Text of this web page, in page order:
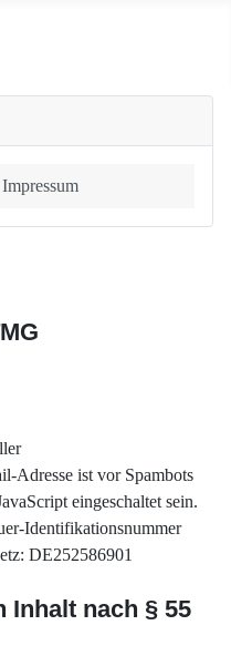
Impressum
Adresse ist vor Spambots
eingeschaltet sein.
Identifikationsnummer
DE252586901
Inhalt nach § 55